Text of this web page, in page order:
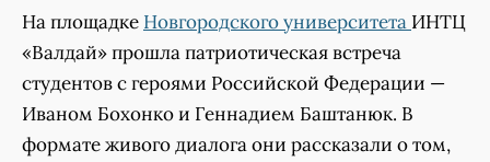
На площадке Новгородского университета ИНТЦ
«Валдай» прошла патриотическая встреча
студентов с героями Российской Федерации —
Иваном Бохонко и Геннадием Баштанюк. В
формате живого диалога они рассказали о том,